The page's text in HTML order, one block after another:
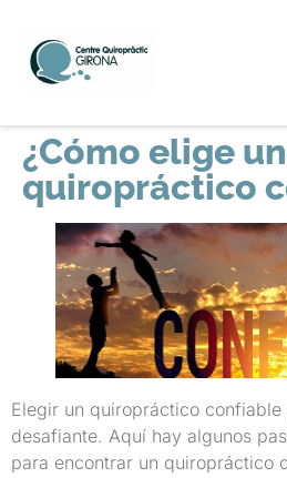
¿Cómo elige
quiropráctico
Elegir un quiropráctico confiable
desafiante. Aquí hay algunos
para encontrar un quiropráctico